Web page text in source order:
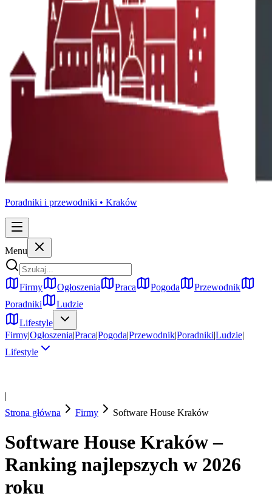
Poradniki i przewodniki • Kraków
Menu
Firmy Ogłoszenia Praca Pogoda
Przewodnik
Poradniki
Ludzie
Lifestyle
Firmy|Ogłoszenia|Praca|Pogoda|Przewodnik|Poradniki|Ludzie|
Lifestyle
|
Strona główna
Firmy Software House Kraków
Software House Kraków –
Ranking najlepszych w 2026
roku